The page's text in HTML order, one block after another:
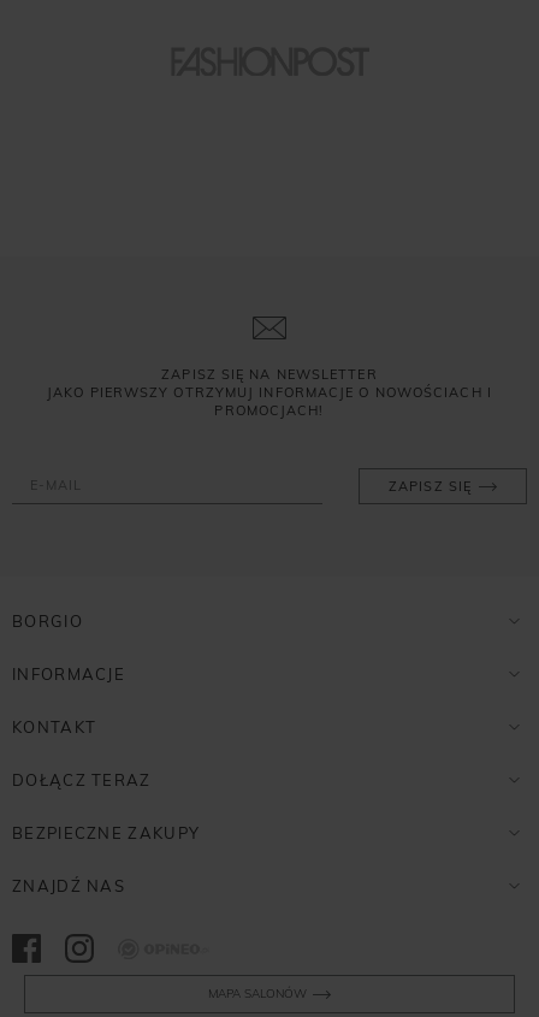
ZAPISZ SIĘ NA NEWSLETTER
JAKO PIERWSZY OTRZYMUJ INFORMACJE O NOWOŚCIACH I
PROMOCJACH!
ZAPISZ SIĘ
BORGIO
INFORMACJE
KONTAKT
DOŁĄCZ TERAZ
BEZPIECZNE ZAKUPY
ZNAJDŹ NAS
MAPA SALONÓW